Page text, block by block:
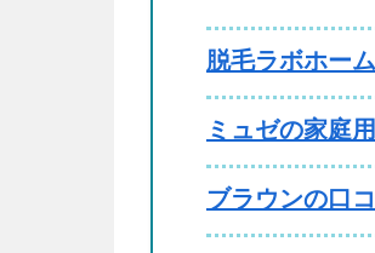
脱毛ラボホー
ミュゼの家庭
ブラウンの口